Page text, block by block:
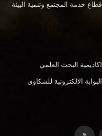
قطاع خدمة المجتمع وتنمية البيئة
اكاديمية البحث العلمي
البوابة الالكترونية للشكاوي